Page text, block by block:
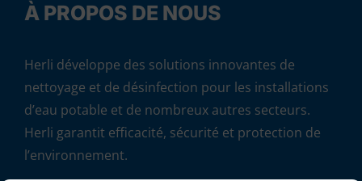
À PROPOS DE NOUS
Herli développe des solutions innovantes de
nettoyage et de désinfection pour les installations
d’eau potable et de nombreux autres secteurs.
Herli garantit efficacité, sécurité et protection de
l’environnement.